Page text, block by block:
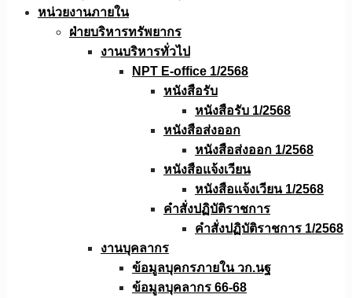
หน่วยงานภายใน
ฝ่ายบริหารทรัพยากร
งานบริหารทั่วไป
NPT E-office 1/2568
หนังสือรับ
หนังสือรับ 1/2568
หนังสือส่งออก
หนังสือส่งออก 1/2568
หนังสือแจ้งเวียน
หนังสือเเจ้งเวียน 1/2568
คำสั่งปฏิบัติราชการ
คำสั่งปฏิบัติราชการ 1/2568
งานบุคลากร
ข้อมูลบุคกรภายใน วก.นฐ
ข้อมูลบุคลากร 66-68